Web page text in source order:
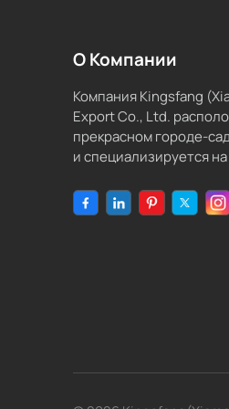
О Компании
Компания Kingsfang
Export Co., Ltd.
прекрасном городе-
и специализируется
чернил для струйных